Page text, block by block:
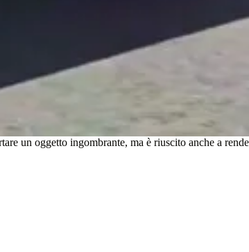
un oggetto ingombrante, ma è riuscito anche a